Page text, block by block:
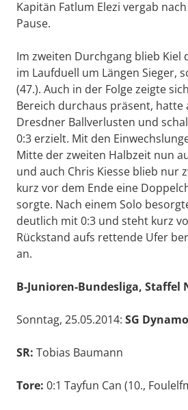
Kapitän Fatlum Elezi vergab
Pause.
Im zweiten Durchgang blieb
im Laufduell um Längen Sieger,
(47.). Auch in der Folge zeigte
Bereich durchaus präsent,
Dresdner Ballverlusten und
0:3 erzielt. Mit den
Mitte der zweiten Halbzeit nun
und auch Chris Kiesse blieb nur
kurz vor dem Ende eine
sorgte. Nach einem Solo
deutlich mit 0:3 und steht kurz
Rückstand aufs rettende Ufer
an.
B-Junioren-Bundesliga,
Sonntag, 25.05.2014: SG
SR: Tobias Baumann
Tore: 0:1 Tayfun Can (10.,